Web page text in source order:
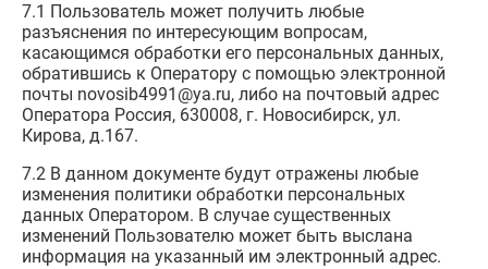
7.1 Пользователь может получить любые
разъяснения по интересующим вопросам,
касающимся обработки его персональных данных,
обратившись к Оператору с помощью электронной
почты novosib4991@ya.ru, либо на почтовый адрес
Оператора Россия, 630008, г. Новосибирск, ул.
Кирова, д.167.
7.2 В данном документе будут отражены любые
изменения политики обработки персональных
данных Оператором. В случае существенных
изменений Пользователю может быть выслана
информация на указанный им электронный адрес.